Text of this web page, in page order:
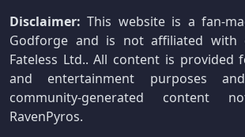
Disclaimer: This website is a fan-
Godforge and is not affiliated with
Fateless Ltd.. All content is provided
and entertainment purposes
community-generated content
RavenPyros.